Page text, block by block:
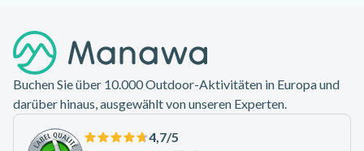
Buchen Sie über 10.000 Outdoor-Aktivitäten in Europa und
darüber hinaus, ausgewählt von unseren Experten.
4,7/5